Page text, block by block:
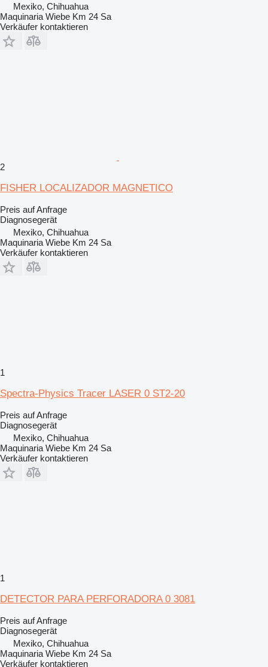
Mexiko, Chihuahua
Maquinaria Wiebe Km 24 Sa
Verkäufer kontaktieren
2
FISHER LOCALIZADOR MAGNETICO
Preis auf Anfrage
Diagnosegerät
Mexiko, Chihuahua
Maquinaria Wiebe Km 24 Sa
Verkäufer kontaktieren
1
Spectra-Physics Tracer LASER 0 ST2-20
Preis auf Anfrage
Diagnosegerät
Mexiko, Chihuahua
Maquinaria Wiebe Km 24 Sa
Verkäufer kontaktieren
1
DETECTOR PARA PERFORADORA 0 3081
Preis auf Anfrage
Diagnosegerät
Mexiko, Chihuahua
Maquinaria Wiebe Km 24 Sa
Verkäufer kontaktieren